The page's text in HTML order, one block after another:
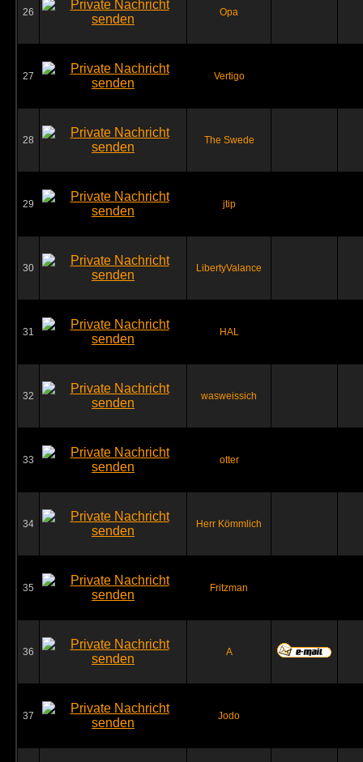
26 Opa
27 Vertigo
28 The Swede
29 jtip
30 LibertyValance
31 HAL
32 wasweissich
33 otter
34 Herr Kömmlich
35 Fritzman
36 A
37 Jodo